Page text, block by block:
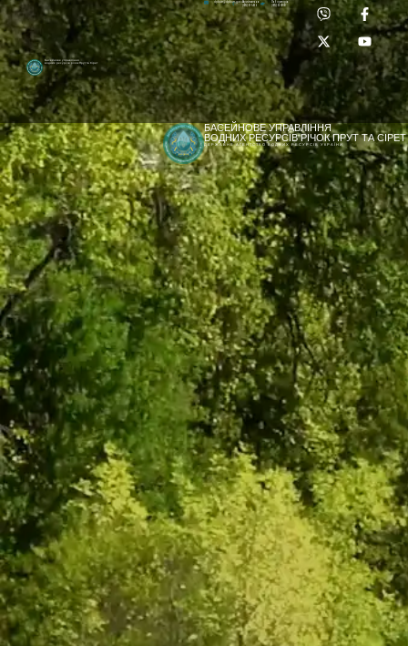
[newyear_garland]
Басейнове управління
водних ресурсів річок Прут та Сірет
Лабораторія:
(0372) 53-92-00
dpbuvr@dpbuvr.gov.uaПриймальня:
(0372) 51-14-56
БАСЕЙНОВЕ УПРАВЛІННЯ
ВОДНИХ РЕСУРСІВ РІЧОК ПРУТ ТА СІРЕТ
ДЕРЖАВНЕ АГЕНТСТВО ВОДНИХ РЕСУРСІВ УКРАЇНИ